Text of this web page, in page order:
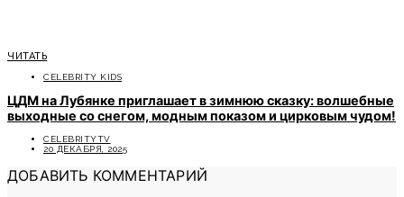
ЧИТАТЬ
CELEBRITY KIDS
ЦДМ на Лубянке приглашает в зимнюю сказку: волшебные
выходные со снегом, модным показом и цирковым чудом!
CELEBRITYTV
20 ДЕКАБРЯ, 2025
ДОБАВИТЬ КОММЕНТАРИЙ